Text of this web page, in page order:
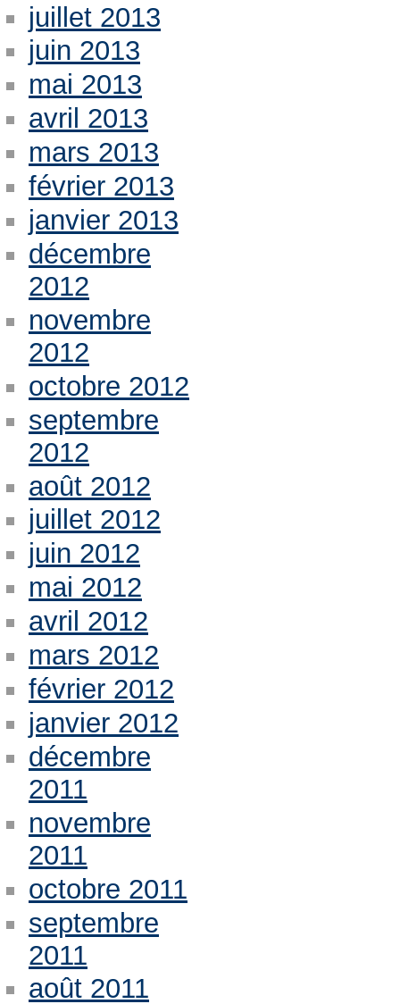
juillet 2013
juin 2013
mai 2013
avril 2013
mars 2013
février 2013
janvier 2013
décembre
2012
novembre
2012
octobre 2012
septembre
2012
août 2012
juillet 2012
juin 2012
mai 2012
avril 2012
mars 2012
février 2012
janvier 2012
décembre
2011
novembre
2011
octobre 2011
septembre
2011
août 2011